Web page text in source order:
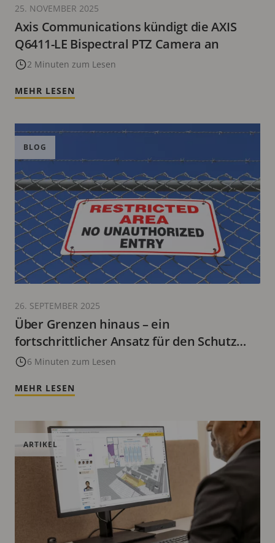
Axis Communications kündigt die AXIS
Q6411-LE Bispectral PTZ Camera an
2 Minuten zum Lesen
25. NOVEMBER 2025
MEHR LESEN
Über Grenzen hinaus – ein
fortschrittlicher Ansatz für den Schutz
von Außengrenzen
6 Minuten zum Lesen
BLOG
26. SEPTEMBER 2025
MEHR LESEN
ARTIKEL